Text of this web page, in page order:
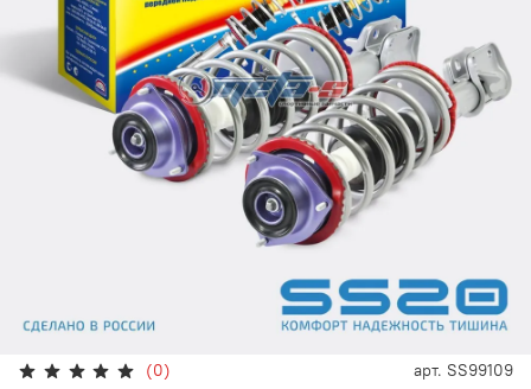
(0) арт. SS99109